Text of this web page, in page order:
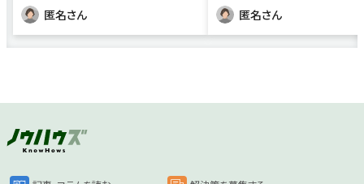
の規模においては大金の為、正
匿名さん
す（個人事業主）。年商
1名、アルバイト4名です
匿名さん